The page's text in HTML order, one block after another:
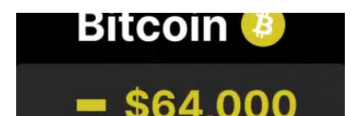
Bitcoin stagne à 64 000 dollars pendant que les